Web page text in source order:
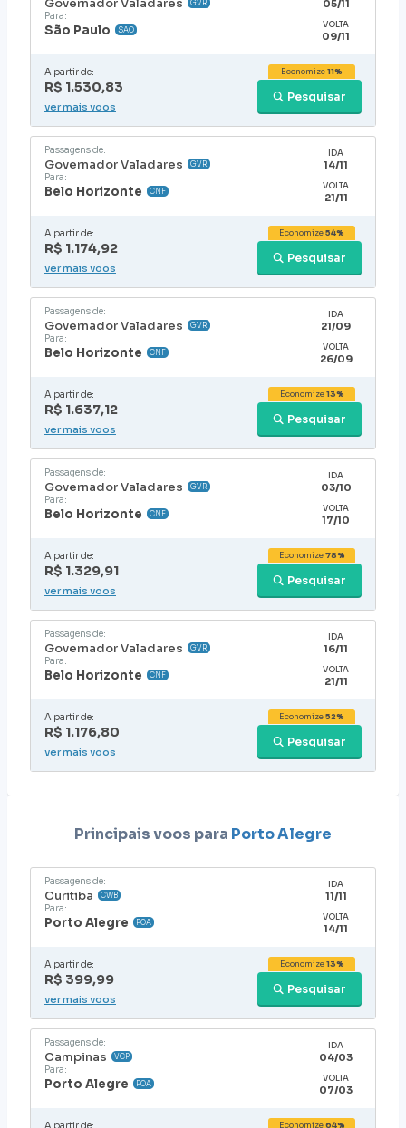
Governador Valadares GVR
Para:
São Paulo SAO
05/11
VOLTA
09/11
A partir de:
R$ 1.530,83
Pesquisar
Economize11%
ver mais voos
Passagens de:
Governador Valadares GVR
Para:
Belo Horizonte CNF
IDA
14/11
VOLTA
21/11
A partir de:
R$ 1.174,92
Pesquisar
Economize54%
ver mais voos
Passagens de:
Governador Valadares GVR
Para:
Belo Horizonte CNF
IDA
21/09
VOLTA
26/09
A partir de:
R$ 1.637,12
Pesquisar
Economize13%
ver mais voos
Passagens de:
Governador Valadares GVR
Para:
Belo Horizonte CNF
IDA
03/10
VOLTA
17/10
A partir de:
R$ 1.329,91
Pesquisar
Economize78%
ver mais voos
Passagens de:
Governador Valadares GVR
Para:
Belo Horizonte CNF
IDA
16/11
VOLTA
21/11
A partir de:
R$ 1.176,80
Pesquisar
Economize52%
ver mais voos
Principais voos para Porto Alegre
Passagens de:
Curitiba CWB
Para:
Porto Alegre POA
IDA
11/11
VOLTA
14/11
A partir de:
R$ 399,99
Pesquisar
Economize13%
ver mais voos
Passagens de:
Campinas VCP
Para:
Porto Alegre POA
IDA
04/03
VOLTA
07/03
Economize64%